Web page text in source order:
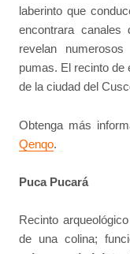
laberinto que
encontrara
revelan
pumas. El recinto de
de la ciudad del
Obtenga más
Qenqo.
Puca Pucará
Recinto
de una colina;